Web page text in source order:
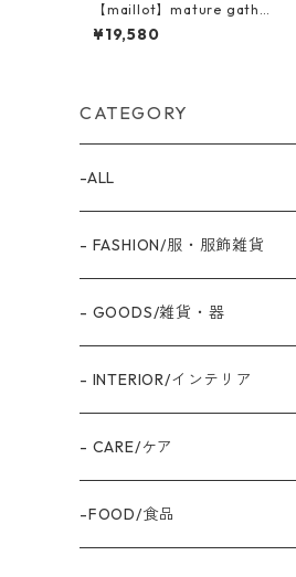
【maillot】mature gather
shirt (MAS-26160)
¥19,580
CATEGORY
-ALL
- FASHION/服・服飾雑貨
- GOODS/雑貨・器
- INTERIOR/インテリア
- CARE/ケア
-FOOD/食品